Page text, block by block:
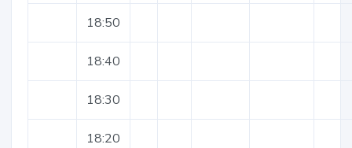
18:50
18:40
18:30
18:20